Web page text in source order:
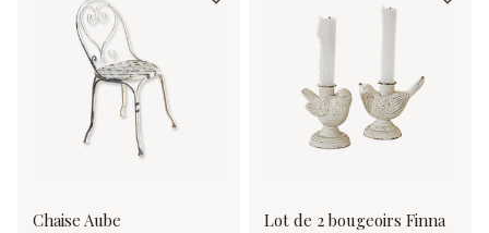
Chaise Aube Lot de 2 bougeoirs Finna